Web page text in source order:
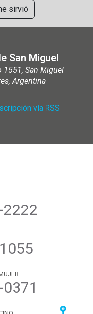
sirvió
San Miguel
1551, San Miguel
Argentina
vía RSS
2222